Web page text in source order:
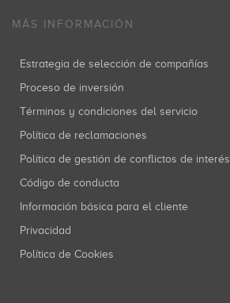
MÁS INFORMACIÓN
Estrategia de selección de compañías
Proceso de inversión
Términos y condiciones del servicio
Política de reclamaciones
Política de gestión de conflictos de interés
Código de conducta
Información básica para el cliente
Privacidad
Política de Cookies